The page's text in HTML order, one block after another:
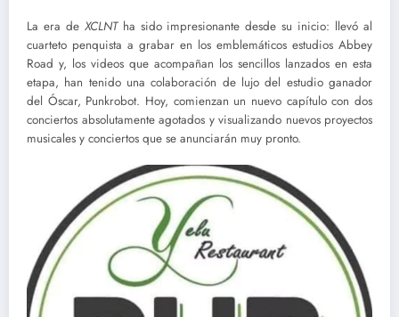
La era de XCLNTha sido impresionante desde su inicio: llevó al
cuarteto penquista a grabar en los emblemáticos estudios Abbey
Road y, los videos que acompañan los sencillos lanzados en esta
etapa, han tenido una colaboración de lujo del estudio ganador
del Óscar, Punkrobot. Hoy, comienzan un nuevo capítulo con dos
conciertos absolutamente agotados y visualizando nuevos proyectos
musicales y conciertos que se anunciarán muy pronto.